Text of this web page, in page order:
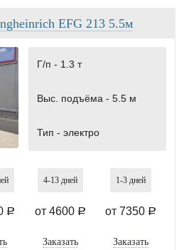
EFG 213 5.5м
Г/п - 1.3 т
Выс. подъёма - 5.5 м
Тип - электро
a
4-13 дней
от 4600 a
Заказать
1-3 дней
от 7350 a
Заказать